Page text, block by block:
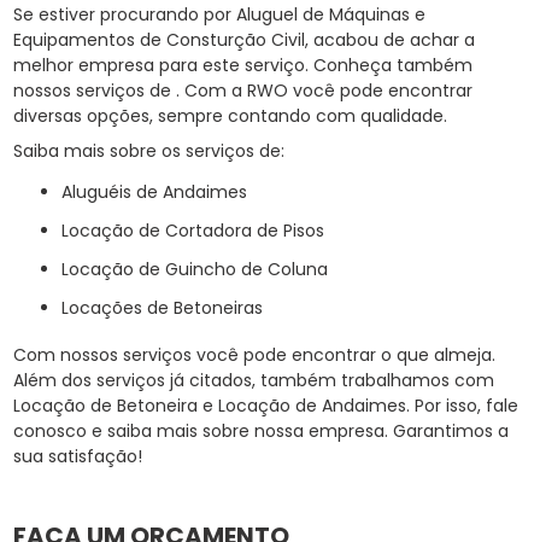
Se estiver procurando por Aluguel de Máquinas e
Equipamentos de Consturção Civil, acabou de achar a
melhor empresa para este serviço. Conheça também
nossos serviços de . Com a RWO você pode encontrar
diversas opções, sempre contando com qualidade.
Saiba mais sobre os serviços de:
Aluguéis de Andaimes
Locação de Cortadora de Pisos
Locação de Guincho de Coluna
Locações de Betoneiras
Com nossos serviços você pode encontrar o que almeja.
Além dos serviços já citados, também trabalhamos com
Locação de Betoneira e Locação de Andaimes. Por isso, fale
conosco e saiba mais sobre nossa empresa. Garantimos a
sua satisfação!